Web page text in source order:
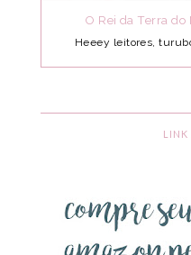
O Rei da Terra
Heeey leitores,
LINK